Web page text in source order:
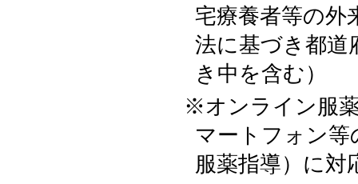
宅療養者等の外
法に基づき都道
き中を含む）
オンライン服
マートフォン等
服薬指導）に対